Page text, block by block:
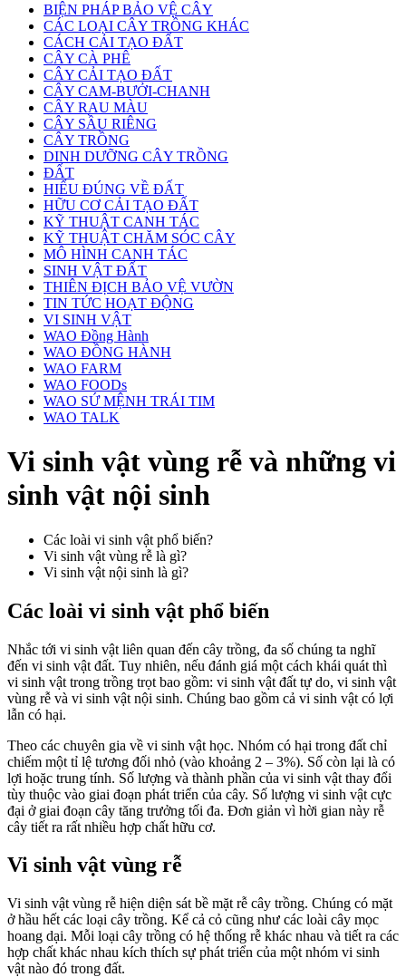
BIỆN PHÁP BẢO VỆ CÂY
CÁC LOẠI CÂY TRỒNG KHÁC
CÁCH CẢI TẠO ĐẤT
CÂY CÀ PHÊ
CÂY CẢI TẠO ĐẤT
CÂY CAM-BƯỞI-CHANH
CÂY RAU MÀU
CÂY SẦU RIÊNG
CÂY TRỒNG
DINH DƯỠNG CÂY TRỒNG
ĐẤT
HIỂU ĐÚNG VỀ ĐẤT
HỮU CƠ CẢI TẠO ĐẤT
KỸ THUẬT CANH TÁC
KỸ THUẬT CHĂM SÓC CÂY
MÔ HÌNH CANH TÁC
SINH VẬT ĐẤT
THIÊN ĐỊCH BẢO VỆ VƯỜN
TIN TỨC HOẠT ĐỘNG
VI SINH VẬT
WAO Đồng Hành
WAO ĐỒNG HÀNH
WAO FARM
WAO FOODs
WAO SỨ MỆNH TRÁI TIM
WAO TALK
Vi sinh vật vùng rễ và những vi
sinh vật nội sinh
Các loài vi sinh vật phổ biến?
Vi sinh vật vùng rễ là gì?
Vi sinh vật nội sinh là gì?
Các loài vi sinh vật phổ biến
Nhắc tới vi sinh vật liên quan đến cây trồng, đa số chúng ta nghĩ
đến vi sinh vật đất. Tuy nhiên, nếu đánh giá một cách khái quát thì
vi sinh vật trong trồng trọt bao gồm: vi sinh vật đất tự do, vi sinh vật
vùng rễ và vi sinh vật nội sinh. Chúng bao gồm cả vi sinh vật có lợi
lẫn có hại.
Theo các chuyên gia về vi sinh vật học. Nhóm có hại trong đất chỉ
chiếm một tỉ lệ tương đối nhỏ (vào khoảng 2 – 3%). Số còn lại là có
lợi hoặc trung tính. Số lượng và thành phần của vi sinh vật thay đổi
tùy thuộc vào giai đoạn phát triển của cây. Số lượng vi sinh vật cực
đại ở giai đoạn cây tăng trưởng tối đa. Đơn giản vì hời gian này rễ
cây tiết ra rất nhiều hợp chất hữu cơ.
Vi sinh vật vùng rễ
Vi sinh vật vùng rễ hiện diện sát bề mặt rễ cây trồng. Chúng có mặt
ở hầu hết các loại cây trồng. Kể cả cỏ cũng như các loài cây mọc
hoang dại. Mỗi loại cây trồng có hệ thống rễ khác nhau và tiết ra các
hợp chất khác nhau kích thích sự phát triển của một nhóm vi sinh
vật nào đó trong đất.